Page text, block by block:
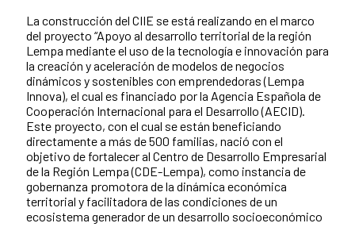
La construcción del CIIE se está realizando en el marco
del proyecto “Apoyo al desarrollo territorial de la región
Lempa mediante el uso de la tecnología e innovación para
la creación y aceleración de modelos de negocios
dinámicos y sostenibles con emprendedoras (Lempa
Innova), el cual es financiado por la Agencia Española de
Cooperación Internacional para el Desarrollo (AECID).
Este proyecto, con el cual se están beneficiando
directamente a más de 500 familias, nació con el
objetivo de fortalecer al Centro de Desarrollo Empresarial
de la Región Lempa (CDE-Lempa), como instancia de
gobernanza promotora de la dinámica económica
territorial y facilitadora de las condiciones de un
ecosistema generador de un desarrollo socioeconómico